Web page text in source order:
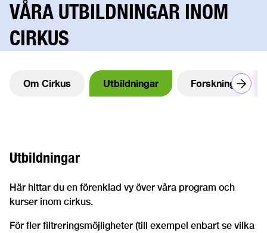
VÅRA UTBILDNINGAR INOM
CIRKUS
Om Cirkus Utbildningar Forskning
Utbildningar
Här hittar du en förenklad vy över våra program och
kurser inom cirkus.
För fler filtreringsmöjligheter (till exempel enbart se vilka